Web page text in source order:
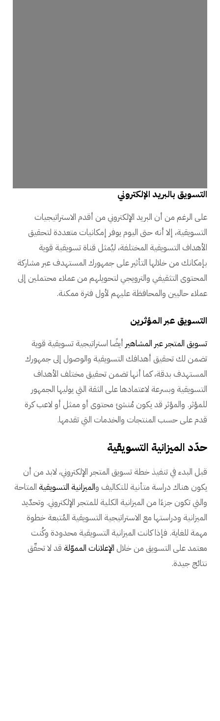
التسويق بالبريد الإلكتروني
على الرغم من أن البريد الإلكتروني من أقدم الاستراتيجيات
التسويقية، إلا أنه حتى اليوم يوفر إمكانيات متعددة لتحقيق
الأهداف التسويقية المختلفة، ليُمثل قناة تسويقية قوية
بإمكانك من خلالها التأثير على جمهورك المستهدف عبر مشاركة
المحتوى التثقيفي والترويجي لتحويلهم من عملاء محتملين إلى
عملاء حاليين والمحافظة عليهم لأول فترة ممكنة.
التسويق عبر المؤثرين
تسويق المتجر عبر المشاهير أيضًا استراتيجية تسويقية قوية
تضمن لك تحقيق أهدافك التسويقية والوصول إلى جمهورك
المستهدف بدقة، كما أنها تضمن تحقيق مختلف الأهداف
التسويقية وبسرعة لاعتمادها على الثقة التي يوليها الجمهور
للمؤثر. والمؤثر قد يكون مُنشئ محتوى أو ممثل أو لاعب كرة
قدم على حسب المنتجات والخدمات التي تقدمها.
حدّد الميزانية التسويقية
قبل البدء في تنفيذ خطة تسويق المتجر الإلكتروني، لابد من أن
يكون هناك دراسة متأنية للتكاليف والميزانية التسويقية المتاحة
والتي تكون جزءًا من الميزانية الكلية للمتجر الإلكتروني. وتحدّيد
الميزانية ودراستها مع الاستراتيجية التسويقية المُتبعة خطوة
مهمة للغاية. فإذا كانت الميزانية التسويقية محدودة وكُنت
معتمد على التسويق من خلال الإعلانات المموّلة قد لا تحقّق
نتائج جيدة.